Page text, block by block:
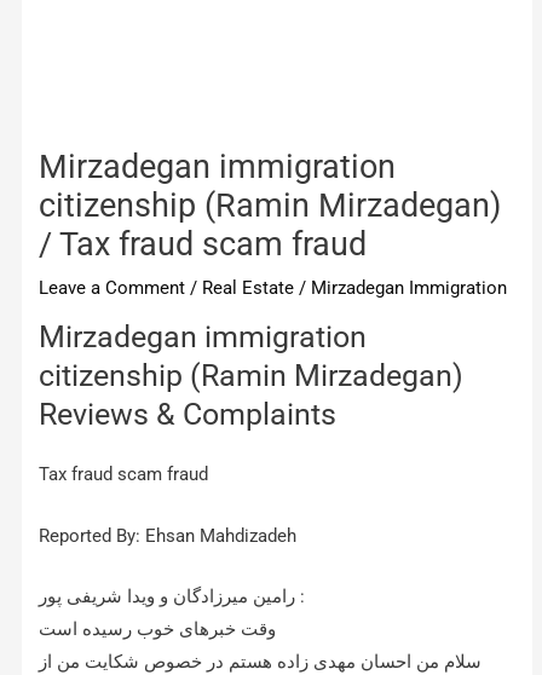
Mirzadegan immigration
citizenship (Ramin Mirzadegan)
/ Tax fraud scam fraud
Leave a Comment / Real Estate / Mirzadegan Immigration
Mirzadegan immigration
citizenship (Ramin Mirzadegan)
Reviews & Complaints
Tax fraud scam fraud
Reported By: Ehsan Mahdizadeh
رامین میرزادگان و ویدا شریفی پور :
وقت خبرهای خوب رسیده است
سلام من احسان مهدی زاده هستم در خصوص شکایت من از